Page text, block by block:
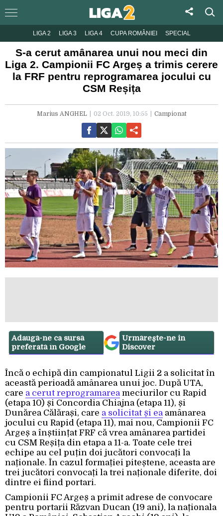
LIGA 2 LIGA 3 LIGA 4 CUPA ROMÂNIEI SPECIAL
S-a cerut amânarea unui nou meci din
Liga 2. Campionii FC Argeș a trimis cerere
la FRF pentru reprogramarea jocului cu
CSM Reșița
Marius ANGHEL 02 Oct. 2019, 10:55 Campionat
Adaugă-ne ca sursă
preferată în Google
Urmărește-ne in
Discover
Încă o echipă din campionatul Ligii 2 a solicitat în
această perioadă amânarea unui joc. După UTA,
care a cerut reprogramareameciurilor cu Rapid
(etapa 10) și Concordia Chiajna (etapa 11), și
Dunărea Călărași, care a solicitat și eaamânarea
jocului cu Rapid (etapa 11), mai nou, Campionii FC
Argeș a înștiințat FRF că vrea amânarea partidei
cu CSM Reșița din etapa a 11-a. Toate cele trei
echipe au cel puțin doi jucători convocați la
naționale. În cazul formației piteștene, aceasta are
trei jucători convocați la trei naționale diferite, doi
dintre ei fiind portari.
Campionii FC Argeș a primit adrese de convocare
pentru portarii Răzvan Ducan (19 ani), la naționala